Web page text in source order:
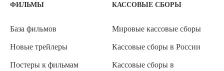
ФИЛЬМЫ
База фильмов
Новые трейлеры
Постеры к фильмам
КАССОВЫЕ СБОРЫ
Мировые кассовые сборы
Кассовые сборы в России
Кассовые сборы в